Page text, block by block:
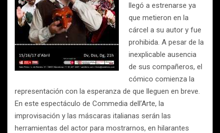
llegó a estrenarse ya
que metieron en la
cárcel a su autor y fue
prohibida. A pesar de la
inexplicable ausencia
de sus compañeros, el
cómico comienza la
representación con la esperanza de que lleguen en breve.
En este espectáculo de Commedia dell’Arte, la
improvisación y las máscaras italianas serán las
herramientas del actor para mostrarnos, en hilarantes